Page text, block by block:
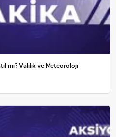
mi? Valilik ve Meteoroloji